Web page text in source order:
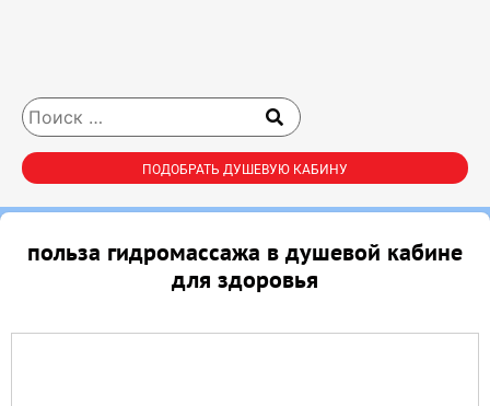
ПОДОБРАТЬ ДУШЕВУЮ КАБИНУ
польза гидромассажа в душевой кабине
для здоровья